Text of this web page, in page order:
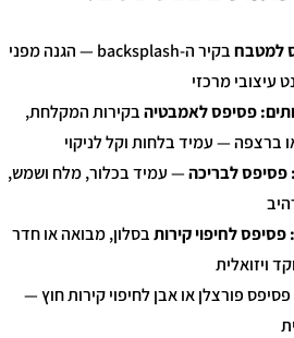
למטבח
בקיר ה-backsplash — הגנה מפני
עיצובי מרכזי
פסיפס לאמבטיהבקירות המקלחת,
ברצפה — עמיד בלחות וקל לניקוי
פסיפס לבריכה— עמיד בכלור, מלח ושמש,
פסיפס לחיפוי קירותבסלון, מבואה או חדר
ויזואלית
פסיפס פורצלן או אבן לחיפוי קירות חוץ —